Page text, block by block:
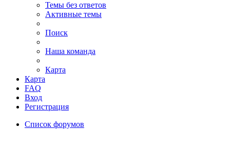
Темы без ответов
Активные темы
Поиск
Наша команда
Карта
Карта
FAQ
Вход
Регистрация
Список форумов